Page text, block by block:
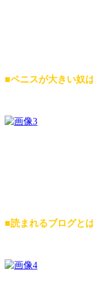
■ペニスが大きい奴
■読まれるブログと